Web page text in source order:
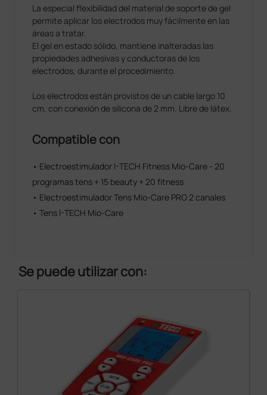
La especial flexibilidad del material de soporte de gel
permite aplicar los electrodos muy fácilmente en las
áreas a tratar.
El gel en estado sólido, mantiene inalteradas las
propiedades adhesivas y conductoras de los
electrodos, durante el procedimiento.
Los electrodos están provistos de un cable largo 10
cm, con conexión de silicona de 2 mm. Libre de látex.
Compatible con
• Electroestimulador I-TECH Fitness Mio-Care - 20
programas tens + 15 beauty + 20 fitness
• Electroestimulador Tens Mio-Care PRO 2 canales
• Tens I-TECH Mio-Care
Se puede utilizar con: